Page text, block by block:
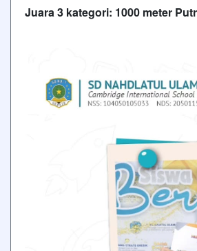
Juara 3 kategori: 1000 meter